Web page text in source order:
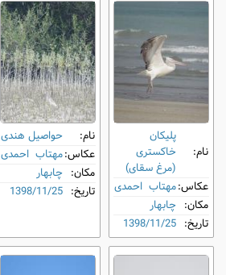
نام:
پلیکان
خاکستری
(مرغ سقای)
عکاس:مهتاب احمدی
مکان: چابهار
تاریخ: 1398/11/25
نام:
حواصیل هندی
عکاس:مهتاب احمدی
مکان: چابهار
تاریخ: 1398/11/25